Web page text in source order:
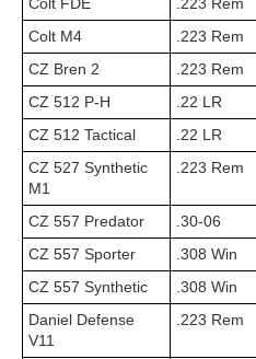
Colt M4
.223 Rem
CZ Bren 2
.223 Rem
CZ 512 P-H
.22 LR
CZ 512 Tactical
.22 LR
CZ 527 Synthetic
M1
.223 Rem
CZ 557 Predator .30-06
CZ 557 Sporter
.308 Win
CZ 557 Synthetic
.308 Win
Daniel Defense
V11
.223 Rem